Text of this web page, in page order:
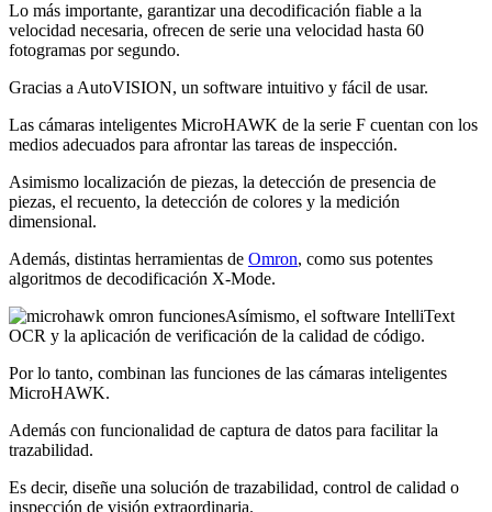
Lo más importante, garantizar una decodificación fiable a la
velocidad necesaria, ofrecen de serie una velocidad hasta 60
fotogramas por segundo.
Gracias a AutoVISION, un software intuitivo y fácil de usar.
Las cámaras inteligentes MicroHAWK de la serie F cuentan con los
medios adecuados para afrontar las tareas de inspección.
Asimismo localización de piezas, la detección de presencia de
piezas, el recuento, la detección de colores y la medición
dimensional.
Además, distintas herramientas de Omron, como sus potentes
algoritmos de decodificación X-Mode.
Asímismo, el software IntelliText
OCR y la aplicación de verificación de la calidad de código.
Por lo tanto, combinan las funciones de las cámaras inteligentes
MicroHAWK.
Además con funcionalidad de captura de datos para facilitar la
trazabilidad.
Es decir, diseñe una solución de trazabilidad, control de calidad o
inspección de visión extraordinaria.